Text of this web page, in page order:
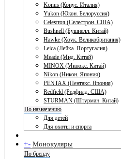
Konus (Конус. Италия)
Yukon (Юкон. Белоруссия)
Celestron (Селестрон. США)
Bushnell (Бушнелл. Китай)
Hawke (Хоук. Великобритания)
Leica (Лейка. Португалия)
Meade (Мид. Китай)
MINOX (Минокс. Китай)
Nikon (Никон. Япония)
PENTAX (Пентакс. Япония)
Redfield (Редфилд. США)
STURMAN (Штурман. Китай)
По назначению
Для детей
Для охоты и спорта
+- Монокуляры
По бренду